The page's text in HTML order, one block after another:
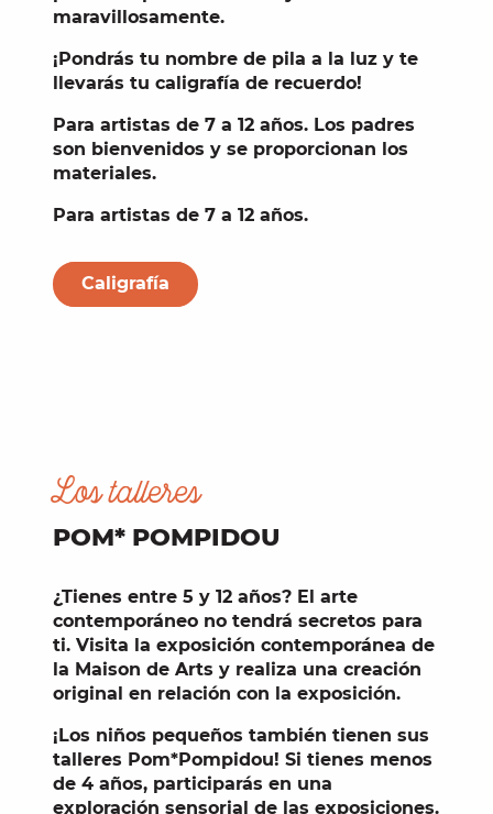
maravillosamente.
¡Pondrás tu nombre de pila a la luz y te
llevarás tu caligrafía de recuerdo!
Para artistas de 7 a 12 años. Los padres
son bienvenidos y se proporcionan los
materiales.
Para artistas de 7 a 12 años.
Caligrafía
Los talleres
POM* POMPIDOU
¿Tienes entre 5 y 12 años? El arte
contemporáneo no tendrá secretos para
ti. Visita la exposición contemporánea de
la Maison de Arts y realiza una creación
original en relación con la exposición.
¡Los niños pequeños también tienen sus
talleres Pom*Pompidou! Si tienes menos
de 4 años, participarás en una
exploración sensorial de las exposiciones.